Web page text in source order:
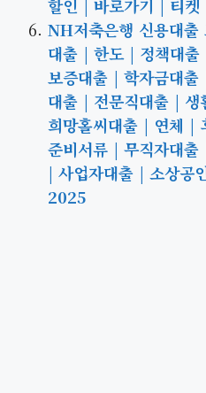
할인 | 바로가기 | 티
NH저축은행 신용대출
대출 | 한도 | 정책대
보증대출 | 학자금대
대출 | 전문직대출 |
희망홀씨대출 | 연체 |
준비서류 | 무직자대
| 사업자대출 | 소상공
2025